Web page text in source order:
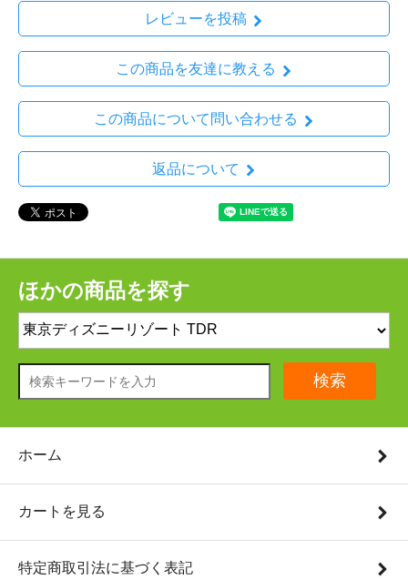
レビューを投稿
この商品を友達に教える
この商品について問い合わせる
返品について
ほかの商品を探す
検索
ホーム
カートを見る
特定商取引法に基づく表記